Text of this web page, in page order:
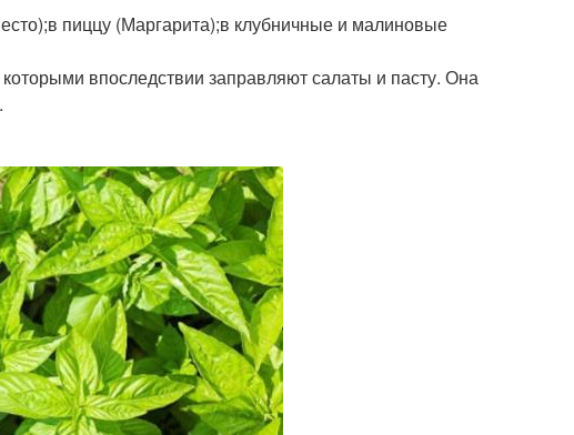
пиццу (Маргарита);в клубничные и малиновые
впоследствии заправляют салаты и пасту. Она